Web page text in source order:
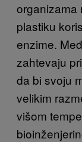
organizama
plastiku
enzime.
zahtevaju
da bi svoju
velikim
višom